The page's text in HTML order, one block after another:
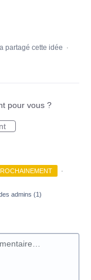
a partagé cette idée
·
pour vous ?
·
admins (1)